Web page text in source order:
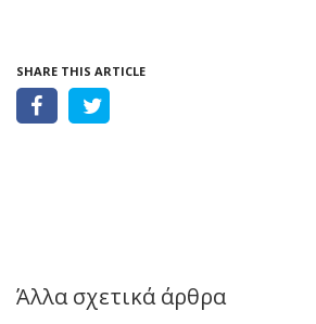
SHARE THIS ARTICLE
Άλλα σχετικά άρθρα